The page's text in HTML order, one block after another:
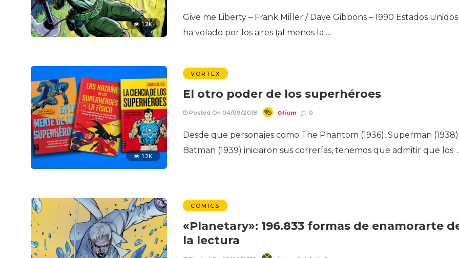
1.2K
Give me Liberty – Frank Miller / Dave Gibbons – 1990 Estados Unidos
ha volado por los aires (al menos la …
1.2K
VORTEX
El otro poder de los superhéroes
Posted On 04/09/2018 Otium 0
Desde que personajes como The Phantom (1936), Superman
Batman (1939) iniciaron sus correrías, tenemos que admitir que los
CÓMICS
«Planetary»: 196.833 formas de enamorarte
la lectura